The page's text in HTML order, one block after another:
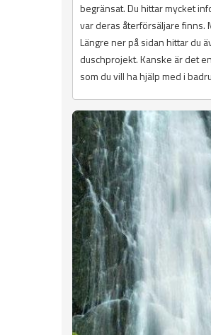
begränsat. Du hittar mycket
var deras återförsäljare finns.
Längre ner på sidan hittar du
duschprojekt. Kanske är det
som du vill ha hjälp med i